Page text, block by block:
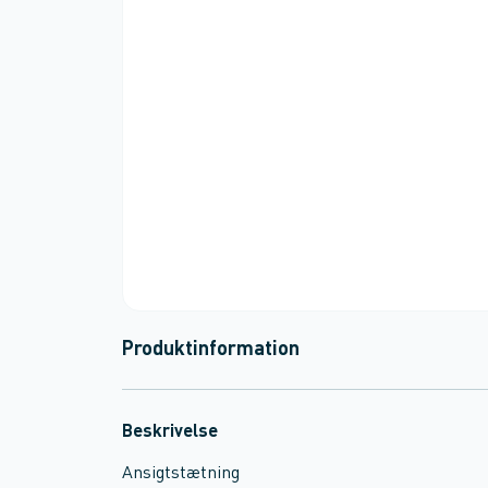
Produktinformation
Beskrivelse
Ansigtstætning